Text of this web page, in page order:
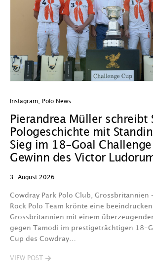
Instagram Polo News
Pierandrea Müller schreibt
Pologeschichte mit
Sieg im 18-Goal Challenge
Gewinn des Victor
3. August 2026
Cowdray Park Polo Club, Grossbritannien
Rock Polo Team krönte eine
Grossbritannien mit einem
gegen Tamodi im prestigeträchtigen 18-
Cup des Cowdray…
VIEW POST